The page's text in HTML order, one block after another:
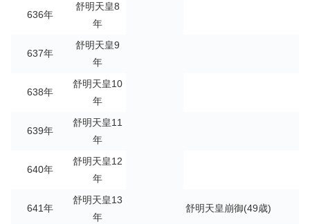
636年
舒明天皇8
年
637年
舒明天皇9
年
638年
舒明天皇10
年
639年
舒明天皇11
年
640年
舒明天皇12
年
641年
舒明天皇13
年
舒明天皇崩御(49歳)